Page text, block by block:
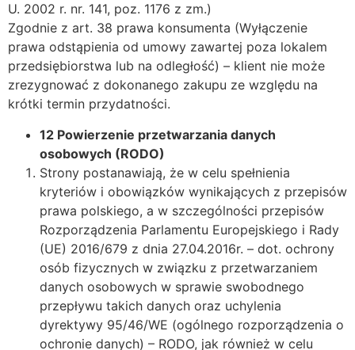
U. 2002 r. nr. 141, poz. 1176 z zm.)
Zgodnie z art. 38 prawa konsumenta (Wyłączenie
prawa odstąpienia od umowy zawartej poza lokalem
przedsiębiorstwa lub na odległość) – klient nie może
zrezygnować z dokonanego zakupu ze względu na
krótki termin przydatności.
12 Powierzenie przetwarzania danych
osobowych (RODO)
Strony postanawiają, że w celu spełnienia
kryteriów i obowiązków wynikających z przepisów
prawa polskiego, a w szczególności przepisów
Rozporządzenia Parlamentu Europejskiego i Rady
(UE) 2016/679 z dnia 27.04.2016r. – dot. ochrony
osób fizycznych w związku z przetwarzaniem
danych osobowych w sprawie swobodnego
przepływu takich danych oraz uchylenia
dyrektywy 95/46/WE (ogólnego rozporządzenia o
ochronie danych) – RODO, jak również w celu